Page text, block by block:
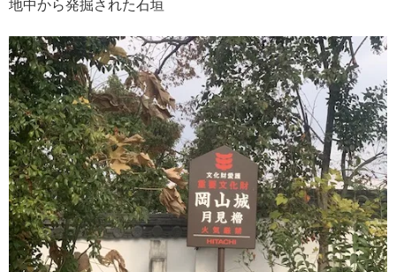
地中から発掘された石垣